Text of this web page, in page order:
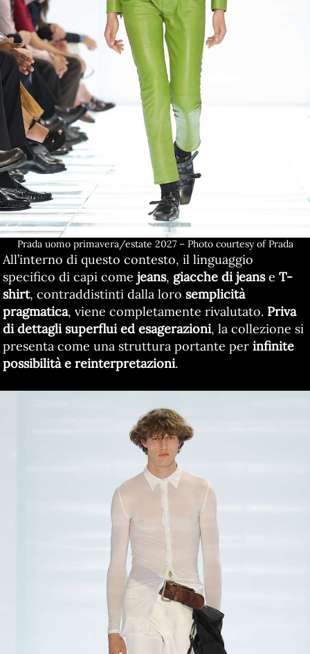
Prada uomo primavera/estate 2027 – Photo courtesy of Prada
All’interno di questo contesto, il linguaggio
specifico di capi come jeans, giacche di jeanse T-
shirt, contraddistinti dalla loro semplicità
pragmatica, viene completamente rivalutato. Priva
di dettagli superflui ed esagerazioni, la collezione si
presenta come una struttura portante per infinite
possibilità e reinterpretazioni.